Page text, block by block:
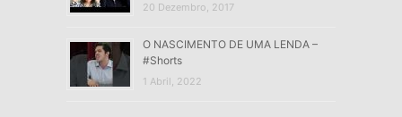
20 Dezembro, 2017
O NASCIMENTO DE UMA LENDA –
#Shorts
1 Abril, 2022